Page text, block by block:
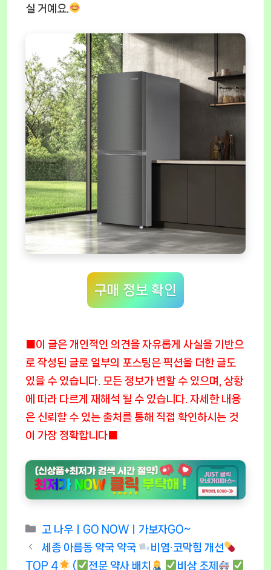
실 거예요.
구매 정보 확인
■이 글은 개인적인 의견을 자유롭게 사실을 기반으
로 작성된 글로 일부의 포스팅은 픽션을 더한 글도
있을 수 있습니다. 모든 정보가 변할 수 있으며, 상황
에 따라 다르게 재해석 될 수 있습니다. 자세한 내용
은 신뢰할 수 있는 출처를 통해 직접 확인하시는 것
이 가장 정확합니다■
Categories
고 나우ㅣGO NOWㅣ가보자GO~
세종 아름동 약국 약국
비염·코막힘 개선
TOP 4
( 전문 약사 배치
비상 조제